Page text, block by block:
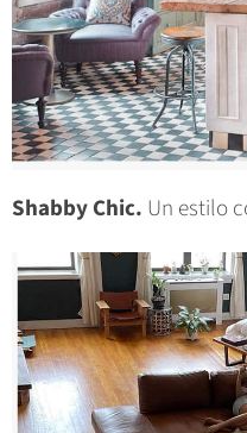
Shabby Chic. Un estilo